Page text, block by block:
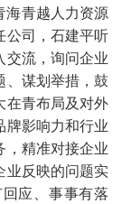
海青越人力资源
公司，石建平听
交流，询问企业
、谋划举措，鼓
在青布局及对外
牌影响力和行业
，精准对接企业
业反映的问题实
应、事事有落